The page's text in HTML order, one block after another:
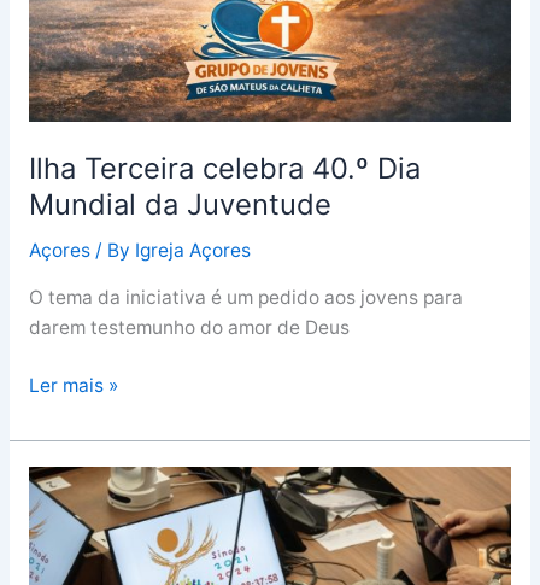
Ilha Terceira celebra 40.º Dia
Mundial da Juventude
Açores/ By Igreja Açores
O tema da iniciativa é um pedido aos jovens para
darem testemunho do amor de Deus
Ler mais »
Sínodo:
Novo
relatório
apela